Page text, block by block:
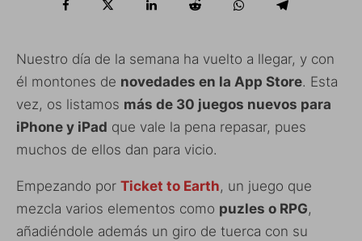
Nuestro día de la semana ha vuelto a llegar, y con
él montones de novedades en la App Store. Esta
vez, os listamos más de 30 juegos nuevos para
iPhone y iPad que vale la pena repasar, pues
muchos de ellos dan para vicio.
Empezando por Ticket to Earth, un juego que
mezcla varios elementos como puzles o RPG,
añadiéndole además un giro de tuerca con su